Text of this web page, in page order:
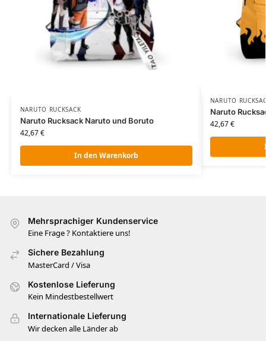
NARUTO RUCKSACK
Naruto Rucksack Naruto und Boruto
42,67€
In den Warenkorb
NARUTO
Naruto
42,67€
Mehrsprachiger Kundenservice
Eine Frage ? Kontaktiere uns!
Sichere Bezahlung
MasterCard / Visa
Kostenlose Lieferung
Kein Mindestbestellwert
Internationale Lieferung
Wir decken alle Länder ab